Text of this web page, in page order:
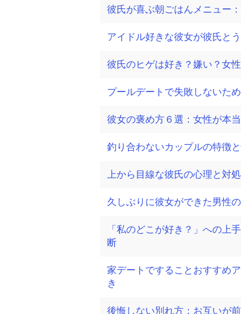
彼氏が喜ぶ朝ごはんメニュー
アイドル好きな彼女が彼氏と
彼氏のヒゲは好き？嫌い？女
プールデートで失敗しないた
彼女の褒め方６選：女性が本
釣り合わないカップルの特徴
上から目線な彼氏の心理と対
久しぶりに彼女ができた男性
「私のどこが好き？」への上
断
家デートですることおすすめ
き
後悔しない別れ方：お互いが